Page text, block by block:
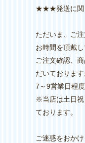
★★★発送に
ただいま、ご
お時間を頂戴し
ご注文確認、
だいております
7～9営業日程
※当店は土日祝
ております。
ご迷惑をおか